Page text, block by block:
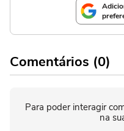
Comentários (0)
Para poder interagir
na